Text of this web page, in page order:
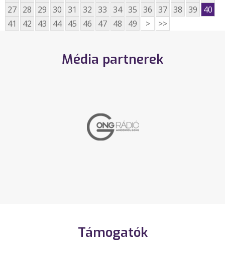
27 28 29 30 31 32 33 34 35 36 37 38 39
40
41
42 43 44 45 46 47 48 49 > >>
Média partnerek
Támogatók